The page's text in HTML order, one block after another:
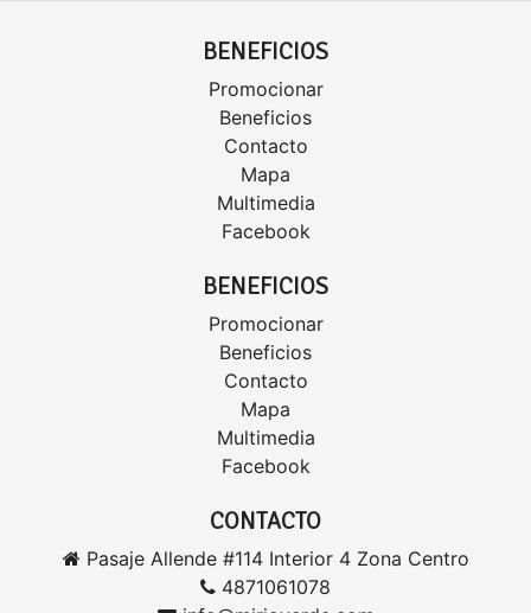
BENEFICIOS
Promocionar
Beneficios
Contacto
Mapa
Multimedia
Facebook
BENEFICIOS
Promocionar
Beneficios
Contacto
Mapa
Multimedia
Facebook
CONTACTO
Pasaje Allende #114 Interior 4 Zona Centro
4871061078